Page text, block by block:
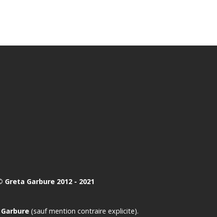
Garbure 2012 - 2021
(sauf mention contraire explicite).